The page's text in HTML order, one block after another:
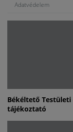
Adatvédelem
Békéltető Testületi
tájékoztató